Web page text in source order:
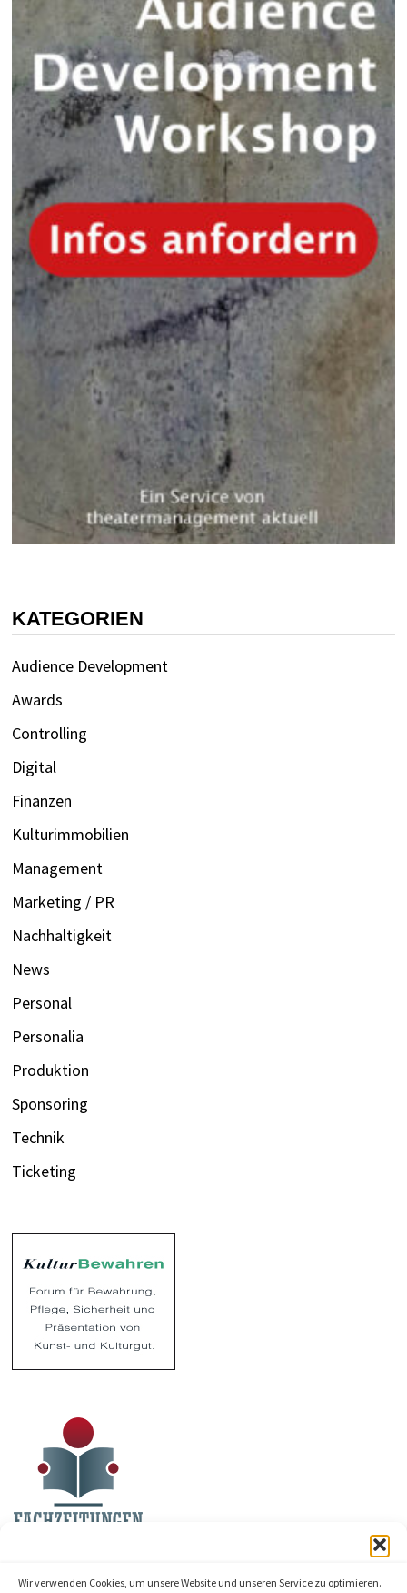
Wir verwenden Cookies, um unsere Website und unseren Service zu optimieren.
KATEGORIEN
Audience Development
Awards
Controlling
Digital
Finanzen
Kulturimmobilien
Management
Marketing / PR
Nachhaltigkeit
News
Personal
Personalia
Produktion
Sponsoring
Technik
Ticketing